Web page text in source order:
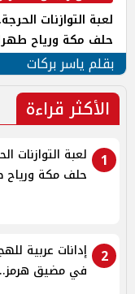
لعبة التوازنات
حلف مكة ورياح
بقلم ياسر بركات
الأكثر قراءة
1
لعبة التوازنات
حلف مكة ورياح
2
إدانات عربية
في مضيق هرمز..